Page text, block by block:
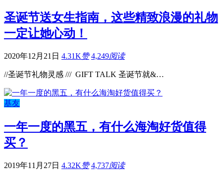
圣诞节送女生指南，这些精致浪漫的礼物
一定让她心动！
2020年12月21日 4.31K赞 4,249阅读
//圣诞节礼物灵感 /// GIFT TALK 圣诞节就&…
基友
一年一度的黑五，有什么海淘好货值得
买？
2019年11月27日 4.32K赞 4,737阅读